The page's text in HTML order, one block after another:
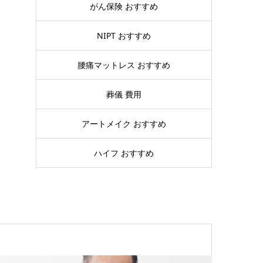
がん保険 おすすめ
NIPT おすすめ
腰痛マットレス おすすめ
葬儀 費用
アートメイク おすすめ
ハイフ おすすめ